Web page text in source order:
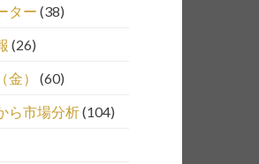
ター (38)
(26)
）
(60)
ら市場分析(104)